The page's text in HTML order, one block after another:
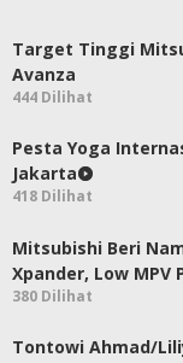
Target Tinggi
Avanza
444 Dilihat
Pesta Yoga
Jakarta
418 Dilihat
Mitsubishi Beri
Xpander, Low MPV
380 Dilihat
Tontowi Ahmad/